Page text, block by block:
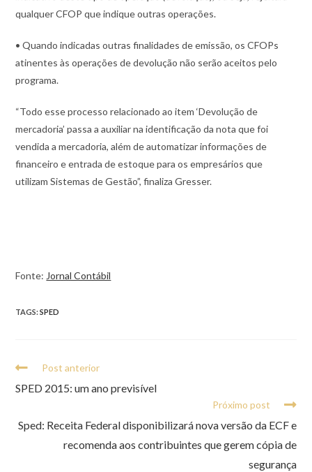
qualquer CFOP que indique outras operações.
• Quando indicadas outras finalidades de emissão, os CFOPs
atinentes às operações de devolução não serão aceitos pelo
programa.
“Todo esse processo relacionado ao item ‘Devolução de
mercadoria’ passa a auxiliar na identificação da nota que foi
vendida a mercadoria, além de automatizar informações de
financeiro e entrada de estoque para os empresários que
utilizam Sistemas de Gestão”, finaliza Gresser.
Fonte:Jornal Contábil
TAGS:SPED
Post anterior
SPED 2015: um ano previsível
Próximo post
Sped: Receita Federal disponibilizará nova versão da ECF e
recomenda aos contribuintes que gerem cópia de
segurança